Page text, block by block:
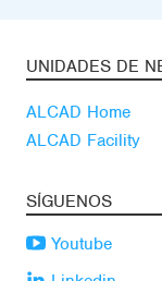
UNIDADES DE
ALCAD Home
ALCAD Facility
SÍGUENOS
Youtube